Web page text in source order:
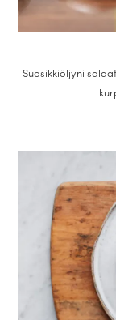
Suosikkiöljyni